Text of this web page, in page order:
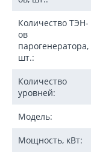
Количество ТЭН-
ов
парогенератора,
шт.:
Количество
уровней:
Модель:
Мощность, кВт: